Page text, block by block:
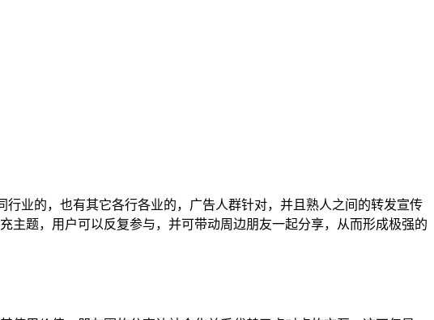
业的，也有其它各行各业的，广告人群针对，并且熟人之间的转发宣传
主题，用户可以反复参与，并可带动周边朋友一起分享，从而形成极强的